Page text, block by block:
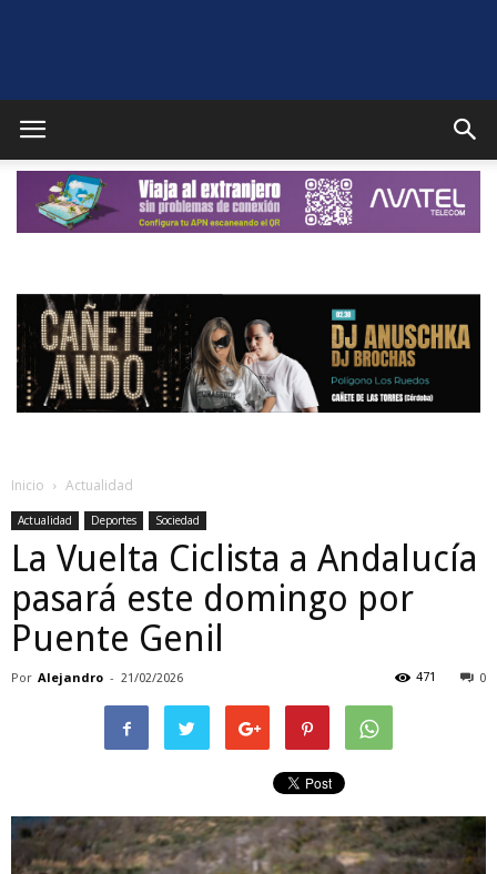
Puente
Genil
Noticias
Inicio Actualidad
Actualidad Deportes Sociedad
La Vuelta Ciclista a Andalucía
pasará este domingo por
Puente Genil
Por Alejandro - 21/02/2026 0
471